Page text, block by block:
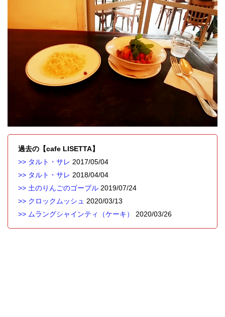
過去の【cafe LISETTA】
>> タルト・サレ 2017/05/04
>> タルト・サレ 2018/04/04
>> 土のりんごのゴーブル 2019/07/24
>> クロックムッシュ 2020/03/13
>> ムラングシャインティ（ケーキ）
2020/03/26